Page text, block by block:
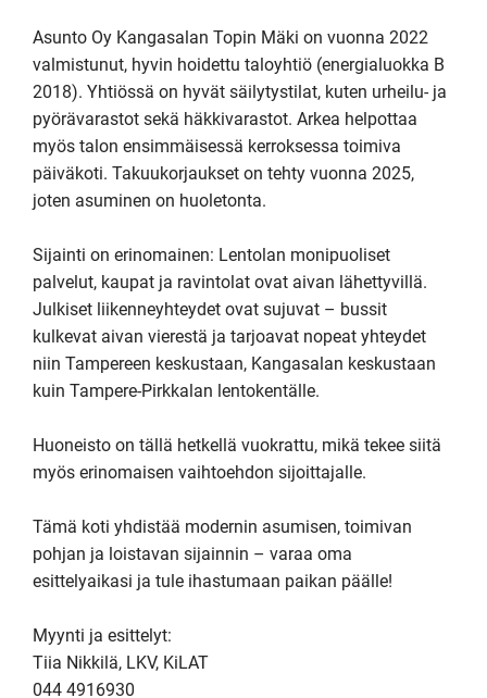
Asunto Oy Kangasalan Topin Mäki on vuonna 2022
valmistunut, hyvin hoidettu taloyhtiö (energialuokka B
2018). Yhtiössä on hyvät säilytystilat, kuten urheilu- ja
pyörävarastot sekä häkkivarastot. Arkea helpottaa
myös talon ensimmäisessä kerroksessa toimiva
päiväkoti. Takuukorjaukset on tehty vuonna 2025,
joten asuminen on huoletonta.
Sijainti on erinomainen: Lentolan monipuoliset
palvelut, kaupat ja ravintolat ovat aivan lähettyvillä.
Julkiset liikenneyhteydet ovat sujuvat – bussit
kulkevat aivan vierestä ja tarjoavat nopeat yhteydet
niin Tampereen keskustaan, Kangasalan keskustaan
kuin Tampere-Pirkkalan lentokentälle.
Huoneisto on tällä hetkellä vuokrattu, mikä tekee siitä
myös erinomaisen vaihtoehdon sijoittajalle.
Tämä koti yhdistää modernin asumisen, toimivan
pohjan ja loistavan sijainnin – varaa oma
esittelyaikasi ja tule ihastumaan paikan päälle!
Myynti ja esittelyt:
Tiia Nikkilä, LKV, KiLAT
044 4916930